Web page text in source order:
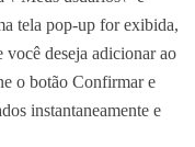
tela pop-up for exibida,
você deseja adicionar ao
o botão Confirmar e
instantaneamente e